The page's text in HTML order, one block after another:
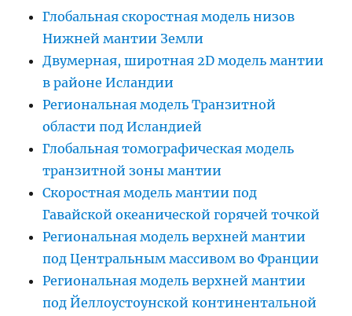
Глобальная скоростная модель низов
Нижней мантии Земли
Двумерная, широтная 2D модель мантии
в районе Исландии
Региональная модель Транзитной
области под Исландией
Глобальная томографическая модель
транзитной зоны мантии
Скоростная модель мантии под
Гавайской океанической горячей точкой
Региональная модель верхней мантии
под Центральным массивом во Франции
Региональная модель верхней мантии
под Йеллоустоунской континентальной